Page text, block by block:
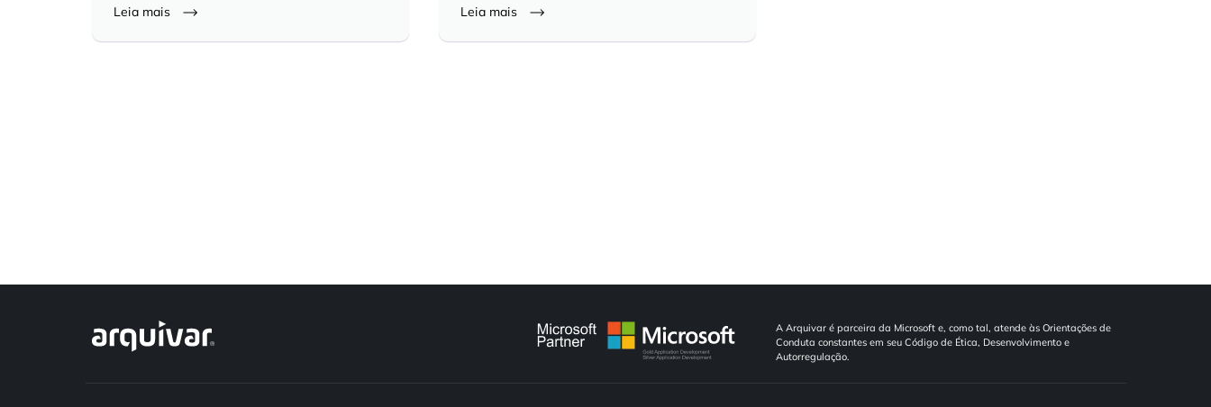
Leia mais Leia mais
A Arquivar é parceira da Microsoft e, como tal, atende às Orientações de
Conduta constantes em seu Código de Ética, Desenvolvimento e
Autorregulação.